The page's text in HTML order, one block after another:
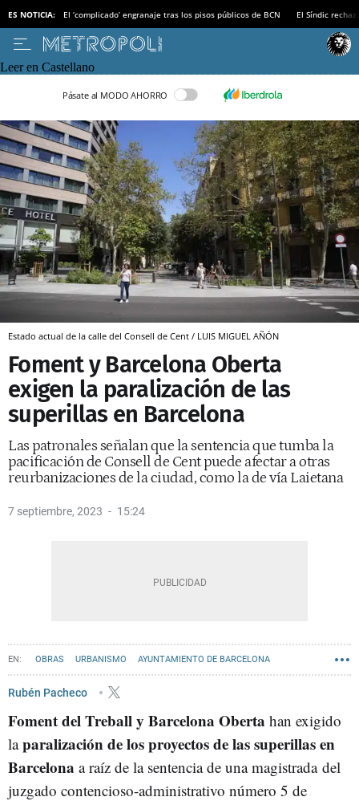
ES NOTICIA: El ‘complicado’ engranaje tras los pisos públicos de BCN El Síndic
Leer en Castellano
Pásate al MODO AHORRO
Estado actual de la calle del Consell de Cent / LUIS MIGUEL AÑÓN
Foment y Barcelona Oberta
exigen la paralización de las
superillas en Barcelona
Las patronales señalan que la sentencia que tumba la
pacificación de Consell de Cent puede afectar a otras
reurbanizaciones de la ciudad, como la de vía Laietana
7 septiembre, 2023 15:24
OBRAS URBANISMO AYUNTAMIENTO DE BARCELONA
Rubén Pacheco
Foment del Treball y Barcelona Oberta han exigido
laparalización de los proyectos de las superillas en
Barcelona a raíz de la sentencia de una magistrada del
juzgado contencioso-administrativo número 5 de